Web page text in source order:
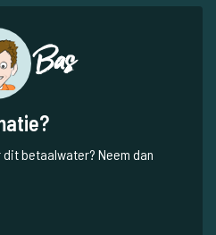
Bas
betaalwater? Neem dan